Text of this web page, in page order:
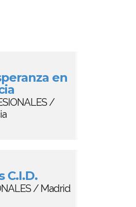
en
/
C.I.D.
/ Madrid